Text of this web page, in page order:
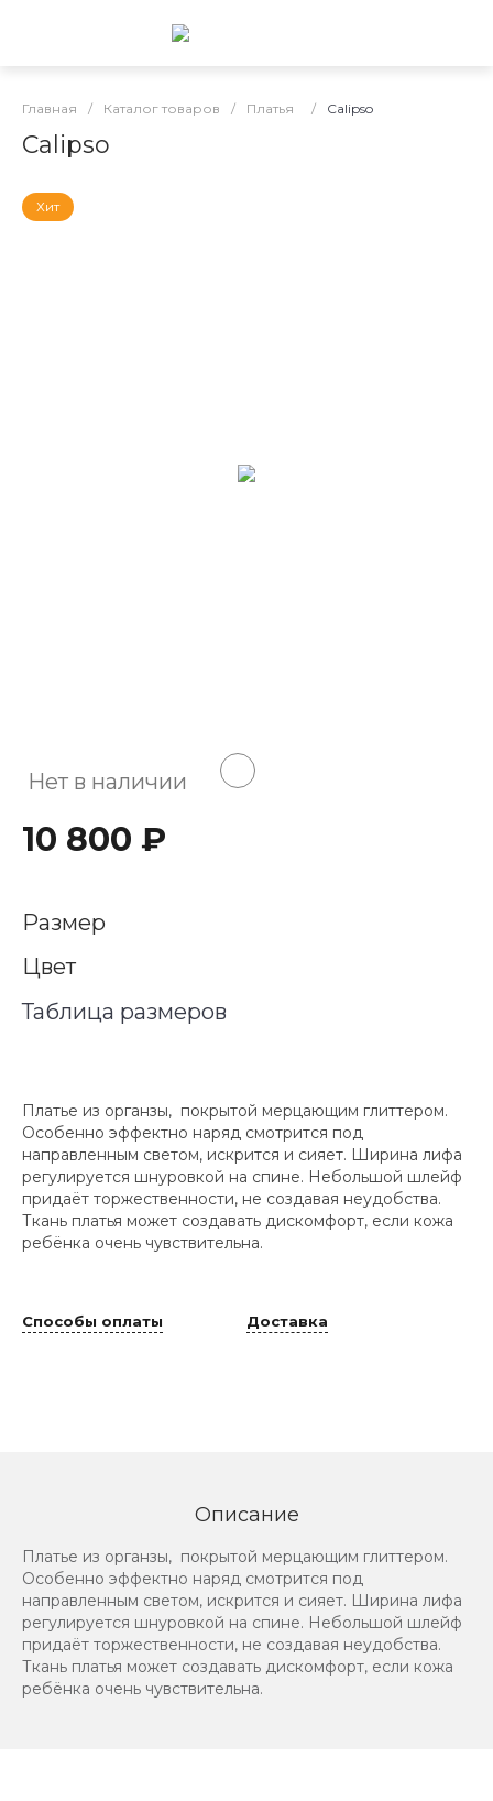
Главная / Каталог товаров / Платья / Calipso
Calipso
Хит
Нет в наличии
10 800 ₽
Размер
Цвет
Таблица размеров
Платье из органзы, покрытой мерцающим глиттером.
Особенно эффектно наряд смотрится под
направленным светом, искрится и сияет. Ширина лифа
регулируется шнуровкой на спине. Небольшой шлейф
придаёт торжественности, не создавая неудобства.
Ткань платья может создавать дискомфорт, если кожа
ребёнка очень чувствительна.
Способы оплаты Доставка
Описание
Платье из органзы, покрытой мерцающим глиттером.
Особенно эффектно наряд смотрится под
направленным светом, искрится и сияет. Ширина лифа
регулируется шнуровкой на спине. Небольшой шлейф
придаёт торжественности, не создавая неудобства.
Ткань платья может создавать дискомфорт, если кожа
ребёнка очень чувствительна.